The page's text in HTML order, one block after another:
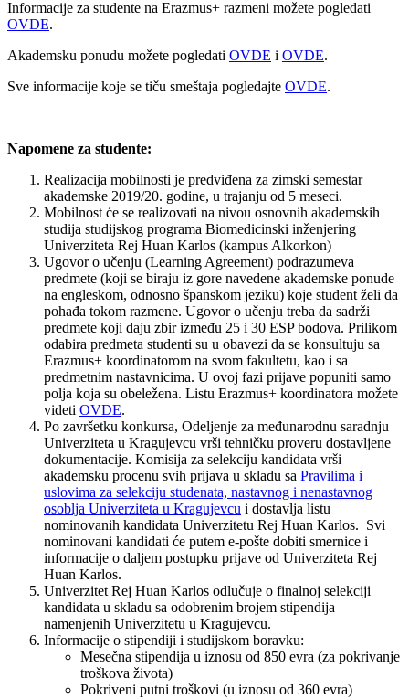
Informacije za studente na Erazmus+ razmeni možete pogledati
OVDE.
Akademsku ponudu možete pogledati OVDE i OVDE.
Sve informacije koje se tiču smeštaja pogledajte OVDE.
Napomene za studente:
Realizacija mobilnosti je predviđena za zimski semestar
akademske 2019/20. godine, u trajanju od 5 meseci.
Mobilnost će se realizovati na nivou osnovnih akademskih
studija studijskog programa Biomedicinski inženjering
Univerziteta Rej Huan Karlos (kampus Alkorkon)
Ugovor o učenju (Learning Agreement) podrazumeva
predmete (koji se biraju iz gore navedene akademske ponude
na engleskom, odnosno španskom jeziku) koje student želi da
pohađa tokom razmene. Ugovor o učenju treba da sadrži
predmete koji daju zbir između 25 i 30 ESP bodova. Prilikom
odabira predmeta studenti su u obavezi da se konsultuju sa
Erazmus+ koordinatorom na svom fakultetu, kao i sa
predmetnim nastavnicima. U ovoj fazi prijave popuniti samo
polja koja su obeležena. Listu Erazmus+ koordinatora možete
videti OVDE.
Po završetku konkursa, Odeljenje za međunarodnu saradnju
Univerziteta u Kragujevcu vrši tehničku proveru dostavljene
dokumentacije. Komisija za selekciju kandidata vrši
akademsku procenu svih prijava u skladu sa Pravilima i
uslovima za selekciju studenata, nastavnog i nenastavnog
osoblja Univerziteta u Kragujevcu i dostavlja listu
nominovanih kandidata Univerzitetu Rej Huan Karlos. Svi
nominovani kandidati će putem e-pošte dobiti smernice i
informacije o daljem postupku prijave od Univerziteta Rej
Huan Karlos.
Univerzitet Rej Huan Karlos odlučuje o finalnoj selekciji
kandidata u skladu sa odobrenim brojem stipendija
namenjenih Univerzitetu u Kragujevcu.
Informacije o stipendiji i studijskom boravku:
Mesečna stipendija u iznosu od 850 evra (za pokrivanje
troškova života)
Pokriveni putni troškovi (u iznosu od 360 evra)